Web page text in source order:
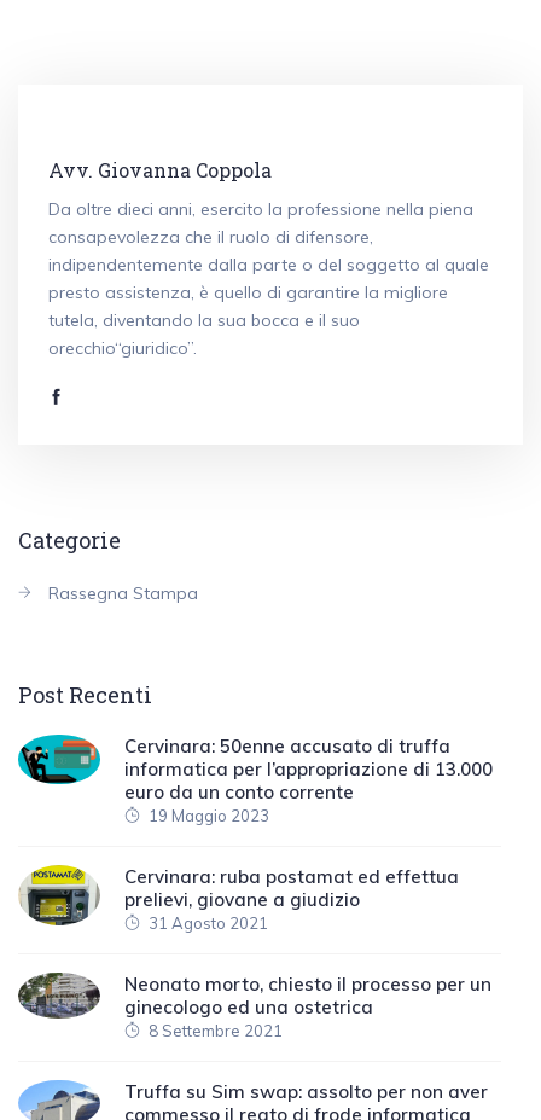
Avv. Giovanna Coppola
Da oltre dieci anni, esercito la professione nella piena
consapevolezza che il ruolo di difensore,
indipendentemente dalla parte o del soggetto al quale
presto assistenza, è quello di garantire la migliore
tutela, diventando la sua bocca e il suo
orecchio“giuridico”.
Categorie
Rassegna Stampa
Post Recenti
Cervinara: 50enne accusato di truffa
informatica per l’appropriazione di 13.000
euro da un conto corrente
19 Maggio 2023
Cervinara: ruba postamat ed effettua
prelievi, giovane a giudizio
31 Agosto 2021
Neonato morto, chiesto il processo per un
ginecologo ed una ostetrica
8 Settembre 2021
Truffa su Sim swap: assolto per non aver
commesso il reato di frode informatica